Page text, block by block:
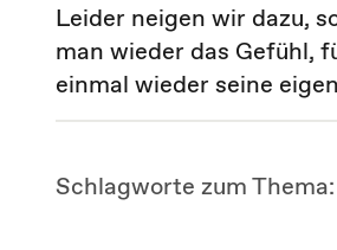
Leider neigen wir dazu,
man wieder das Gefühl,
einmal wieder seine
Schlagworte zum Thema: